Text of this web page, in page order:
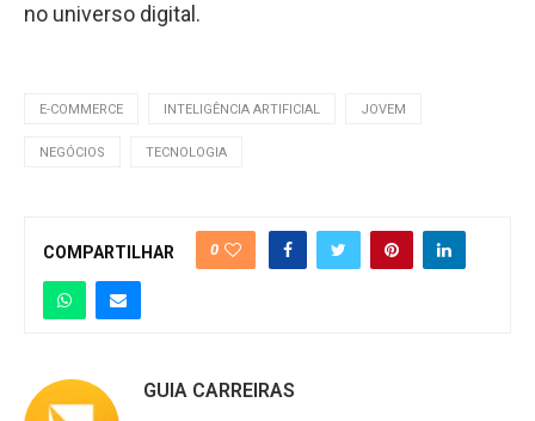
no universo digital.
E-COMMERCE INTELIGÊNCIA ARTIFICIAL JOVEM
NEGÓCIOS TECNOLOGIA
COMPARTILHAR 0
GUIA CARREIRAS